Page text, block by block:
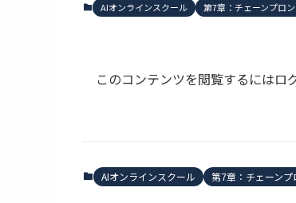
AIオンラインスクール 第7章：チェーンプロ
このコンテンツを閲覧するにはロ
AIオンラインスクール 第7章：チェーン